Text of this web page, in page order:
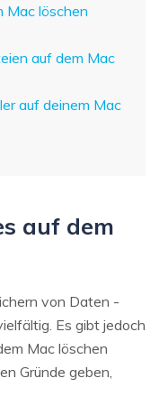
Mac löschen
auf dem Mac
auf deinem Mac
auf dem
von Daten -
Es gibt jedoch
Mac löschen
Gründe geben,